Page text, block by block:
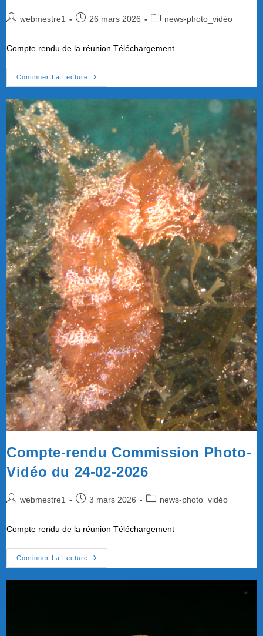
Auteur/autrice
publication :
webmestre1
Publication
26 mars 2026
Postnews-photo_vidéo
Compte rendu de la réunion Téléchargement
Continuer La Lecture
Compte-
Rendu
Photo-
Vidéo
Du
17-
03-
2026
Compte-rendu Commission Photo-
Vidéo du 24-02-2026
Auteur/autrice
publication :
webmestre1
Publication
3 mars 2026
Postnews-photo_vidéo
Compte rendu de la réunion Téléchargement
Continuer La Lecture
Compte-
Rendu
Photo-